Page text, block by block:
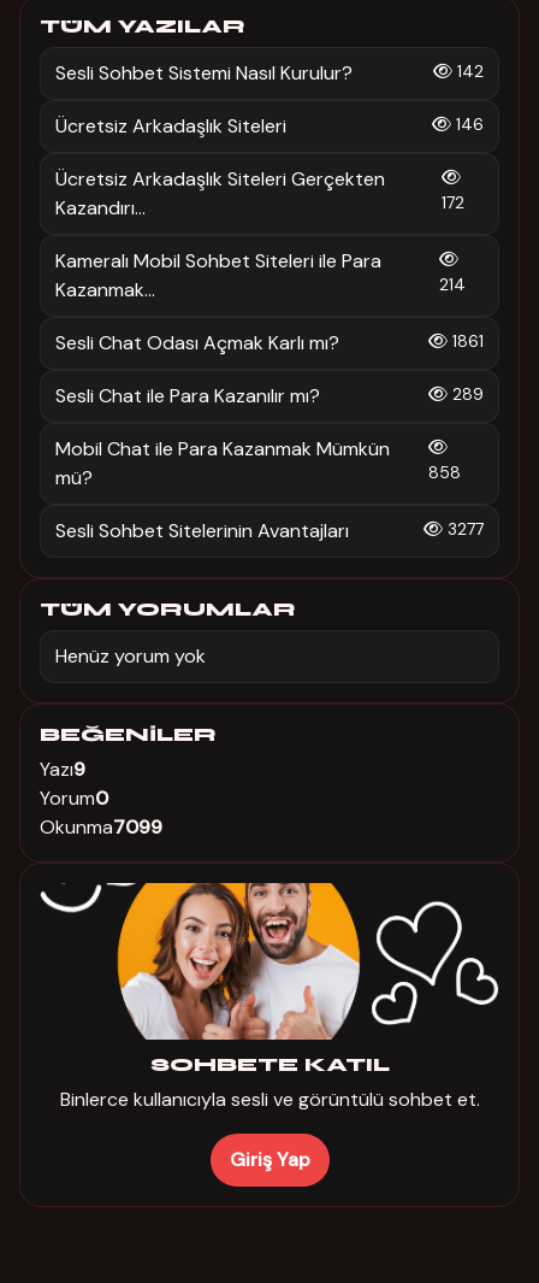
TÜM YAZILAR
Sesli Sohbet Sistemi Nasıl Kurulur? 142
Ücretsiz Arkadaşlık Siteleri 146
Ücretsiz Arkadaşlık Siteleri Gerçekten
Kazandırı...
172
Kameralı Mobil Sohbet Siteleri ile Para
Kazanmak...
214
Sesli Chat Odası Açmak Karlı mı? 1861
Sesli Chat ile Para Kazanılır mı? 289
Mobil Chat ile Para Kazanmak Mümkün
mü?
858
Sesli Sohbet Sitelerinin Avantajları 3277
TÜM YORUMLAR
Henüz yorum yok
BEĞENILER
Yazı9
Yorum0
Okunma7099
SOHBETE KATIL
Binlerce kullanıcıyla sesli ve görüntülü sohbet et.
Giriş Yap